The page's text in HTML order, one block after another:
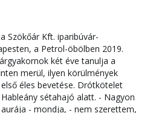
Szökőár Kft. iparibúvár-
a Petrol-öbölben 2019.
két éve tanulja a
merül, ilyen körülmények
éles bevetése. Drótkötelet
sétahajó alatt. - Nagyon
- mondja, - nem szerettem,